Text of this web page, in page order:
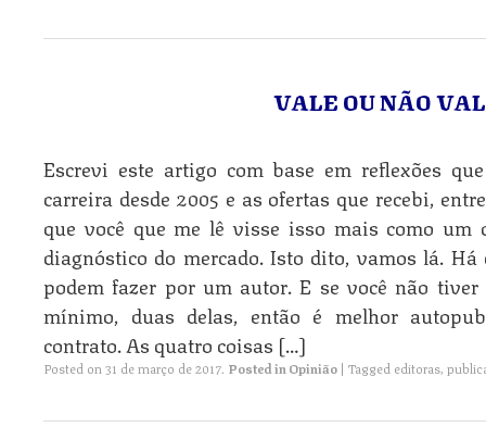
VALE OU NÃO
Escrevi este artigo com base em reflexões
carreira desde 2005 e as ofertas que recebi,
que você que me lê visse isso mais como um
diagnóstico do mercado. Isto dito, vamos lá.
podem fazer por um autor. E se você não
mínimo, duas delas, então é melhor
contrato. As quatro coisas […]
Posted on31 de março de 2017. Posted inOpinião | Tagged editoras,